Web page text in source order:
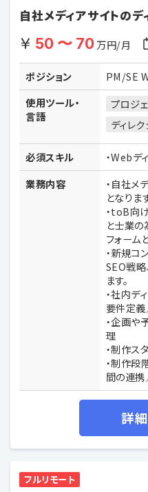
自社メディアサイトのデ
50 〜 70万円/月
ポジション
PM/SE
使用ツール・
言語
プロジ
ディレク
必須スキル
・Webデ
業務内容
・自社メ
となりま
・toB向
と士業の
フォーム
・新規コ
SEO戦略
ます。
・社内デ
要件定義
・企画や
理
・制作ス
・制作段
間の連
詳
フルリモート